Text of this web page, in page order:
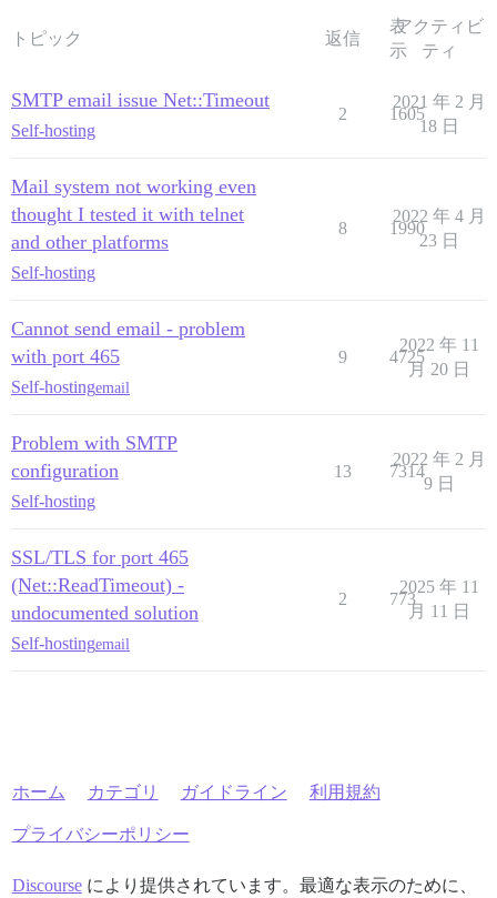
トピック 返信
表
示
アクティビ
ティ
SMTP email issue Net::Timeout
Self-hosting
2 1605
2021 年 2 月
18 日
Mail system not working even
thought I tested it with telnet
and other platforms
Self-hosting
8 1990
2022 年 4 月
23 日
Cannot send email - problem
with port 465
Self-hostingemail
9 4725
2022 年 11
月 20 日
Problem with SMTP
configuration
Self-hosting
13 7314
2022 年 2 月
9 日
SSL/TLS for port 465
(Net::ReadTimeout) -
undocumented solution
Self-hostingemail
2 773
2025 年 11
月 11 日
ホーム カテゴリ ガイドライン 利用規約
プライバシーポリシー
Discourseにより提供されています。最適な表示のために、